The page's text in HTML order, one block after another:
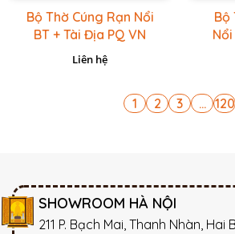
Bộ Thờ Cúng Rạn Nổi
BT + Tài Địa PQ VN
Vàng Caro
Liên hệ
Bộ
1 2 3 ... 120
SHOWROOM HÀ NỘI
211 P. Bạch Mai, Thanh Nhàn, Hai